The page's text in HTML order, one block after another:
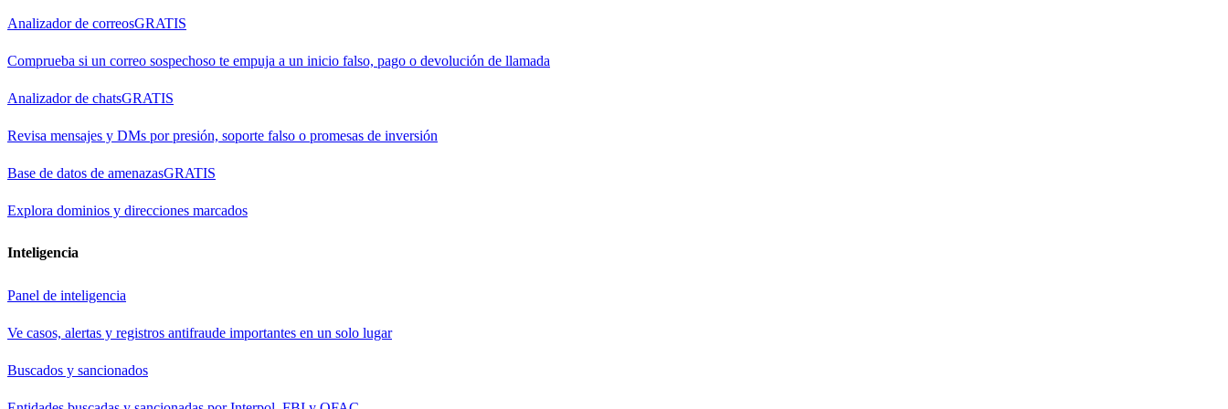
Analizador de correosGRATIS
Comprueba si un correo sospechoso te empuja a un inicio falso, pago o devolución de llamada
Analizador de chatsGRATIS
Revisa mensajes y DMs por presión, soporte falso o promesas de inversión
Base de datos de amenazasGRATIS
Explora dominios y direcciones marcados
Inteligencia
Panel de inteligencia
Ve casos, alertas y registros antifraude importantes en un solo lugar
Buscados y sancionados